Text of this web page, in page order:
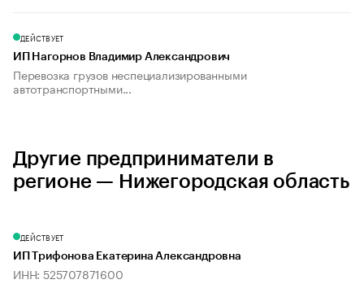
ДЕЙСТВУЕТ
ИП Нагорнов Владимир Александрович
Перевозка грузов неспециализированными
автотранспортными...
Другие предприниматели в
регионе — Нижегородская область
ДЕЙСТВУЕТ
ИП Трифонова Екатерина Александровна
ИНН: 525707871600